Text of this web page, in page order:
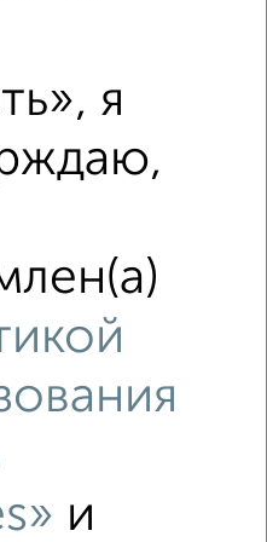
рядом
от
я
и